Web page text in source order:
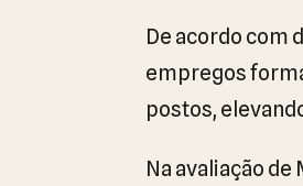
De acordo com
empregos
postos,
Na avaliação